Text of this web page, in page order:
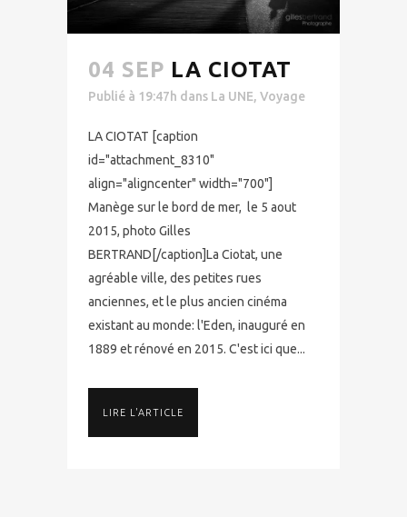
04 SEP LA CIOTAT
Publié à 19:47h dans La UNE, Voyage
LA CIOTAT [caption
id="attachment_8310"
align="aligncenter" width="700"]
Manège sur le bord de mer, le 5 aout
2015, photo Gilles
BERTRAND[/caption]La Ciotat, une
agréable ville, des petites rues
anciennes, et le plus ancien cinéma
existant au monde: l'Eden, inauguré en
1889 et rénové en 2015. C'est ici que...
LIRE L'ARTICLE